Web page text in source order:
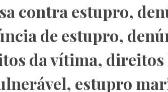
contra estupro,
de estupro,
da vítima, direitos
, estupro